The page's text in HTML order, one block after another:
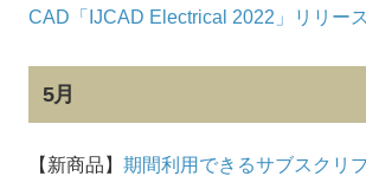
CAD「IJCAD Electrical 2022」リリース
5月
【新商品】 期間利用できるサブスクリ